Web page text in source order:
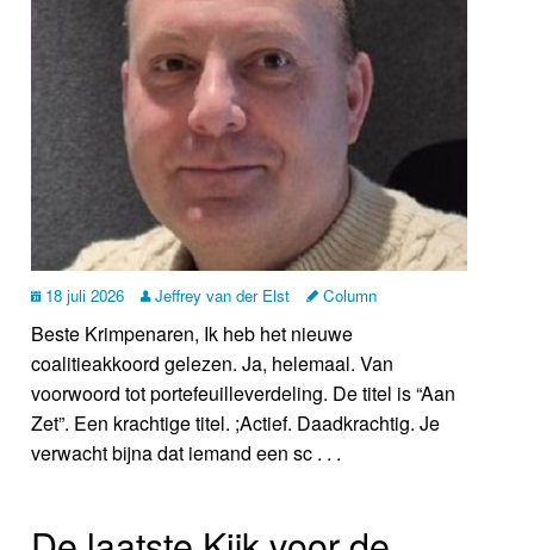
18 juli 2026 Jeffrey van der Elst Column
Beste Krimpenaren, Ik heb het nieuwe
coalitieakkoord gelezen. Ja, helemaal. Van
voorwoord tot portefeuilleverdeling. De titel is “Aan
Zet”. Een krachtige titel. ;Actief. Daadkrachtig. Je
verwacht bijna dat iemand een sc . . .